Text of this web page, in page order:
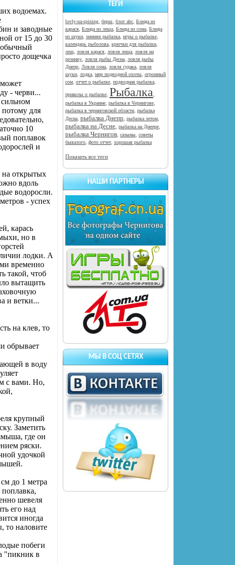
ТЕГИ
lovly-na-spining, берш, блог abc, Блюда из
карася, Блюда из леща, Блюда из сома, Блюда
из щуки, зимняя рыбалка, игры о рыбалке,
календарь рыболова, крючки для рыбалки,
лещ, ловля карася, ловля леща, ловля на
резинку, ловля рыбы Десна, ловля рыбы
Днепр, Ловля сома, ловля судака, ловля
щуки, лодка, мир подводной охоты, огромный
сом, отчет о рыбалке, подводная рыбалка,
приколы о рыбалке, Рыбалка,
рыбалка в Украине, рыбалка в Чернигове,
рыбалка в черниговской области, рыбалка
Десна, рыбалка Днепр, рыбалка летом,
рыбалка на Десне, рыбалка на Днепре,
рыбалка Чернигов, сазыны, советы
бывалого, фото отчет, хорошая рыбалка
Показать все теги
НАШИ ПАРТНЕРЫ
МЫ В СОЦ СЕТЯХ
водоемах.
и заводные
от 15 до 30
обычный
дощечка
может
- черви...
для
10
поплавок
и
на открытых
вдоль
водоросли.
- успех
карась
но в
лодки. А
временно
такой, чтоб
вытащить
и ветки...
на клев, то
обрывает
в воду
с вами. Но,
крупный
Заметить
где он
ряски.
удочкой
до 1 метра
шевеля
его над
иногда
то наловите
побеги
"пикник в